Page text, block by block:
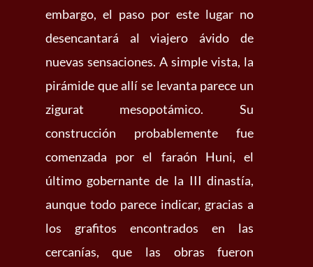
embargo, el paso por este lugar no
desencantará al viajero ávido de
nuevas sensaciones. A simple vista, la
pirámide que allí se levanta parece un
zigurat mesopotámico. Su
construcción probablemente fue
comenzada por el faraón Huni, el
último gobernante de la III dinastía,
aunque todo parece indicar, gracias a
los grafitos encontrados en las
cercanías, que las obras fueron